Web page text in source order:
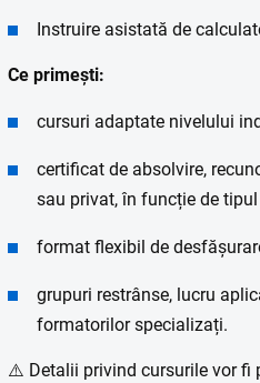
Instruire asistată de
Ce primești:
cursuri adaptate nivelului
certificat de absolvire,
sau privat, în funcție de
format flexibil de
grupuri restrânse, lucru
formatorilor specializați.
⚠️ Detalii privind cursurile vor fi